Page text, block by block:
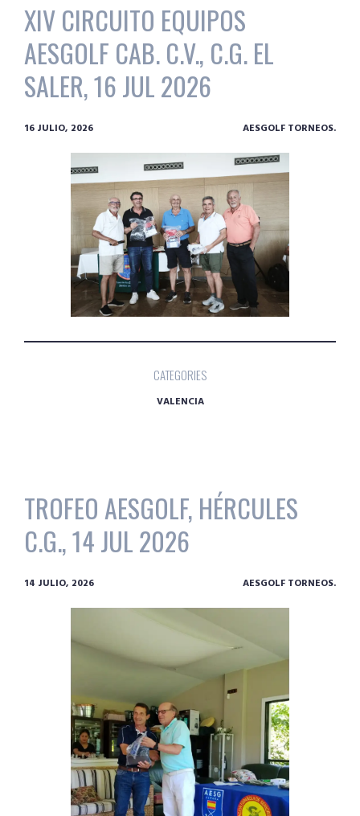
XIV CIRCUITO EQUIPOS
AESGOLF CAB. C.V., C.G. EL
SALER, 16 JUL 2026
16 JULIO, 2026 AESGOLF TORNEOS.
CATEGORIES
VALENCIA
TROFEO AESGOLF, HÉRCULES
C.G., 14 JUL 2026
14 JULIO, 2026 AESGOLF TORNEOS.